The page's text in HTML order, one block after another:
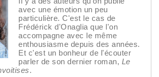
avec une émotion un peu
particulière. C'est le cas de
Frédérick d'Onaglia que l'on
accompagne avec le même
enthousiasme depuis des années.
Et c'est un bonheur de l'écouter
parler de son dernier roman, Le
.